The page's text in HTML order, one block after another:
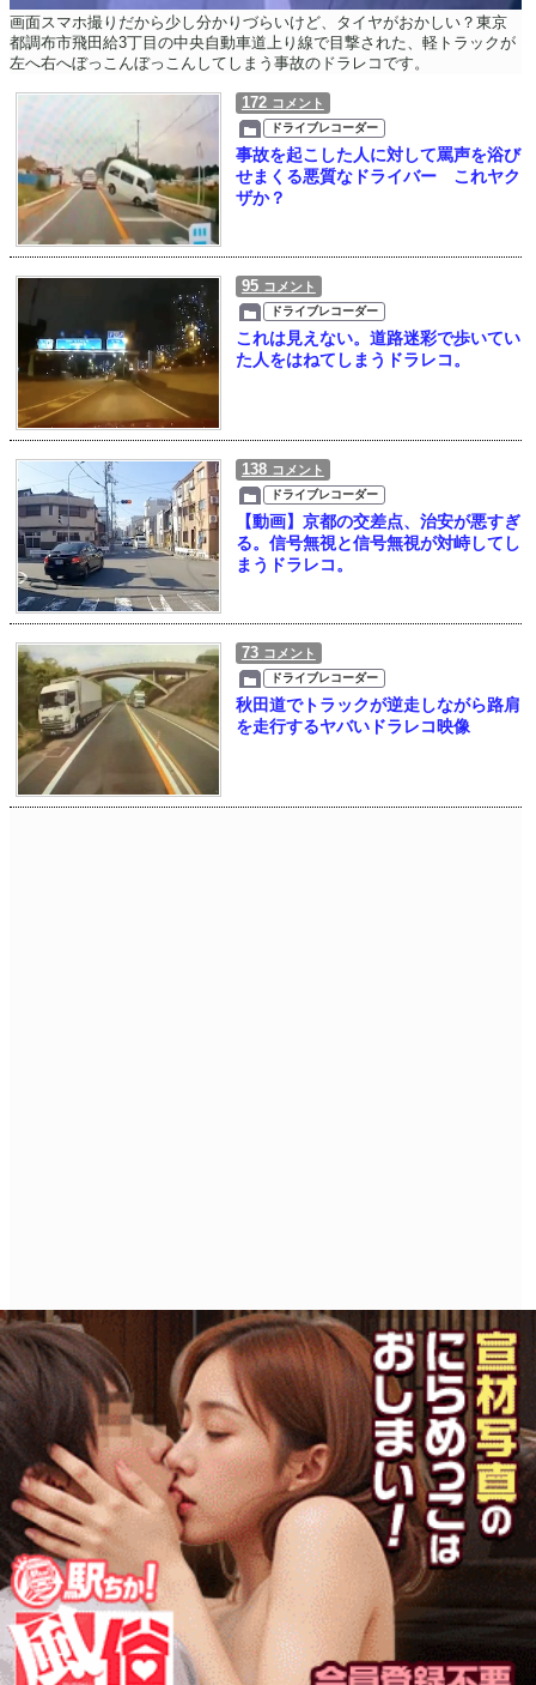
画面スマホ撮りだから少し分かりづらいけど、タイヤがおかしい？東京
都調布市飛田給3丁目の中央自動車道上り線で目撃された、軽トラックが
左へ右へぼっこんぼっこんしてしまう事故のドラレコです。
172 コメント
ドライブレコーダー
事故を起こした人に対して罵声を浴び
せまくる悪質なドライバー これヤク
ザか？
95 コメント
ドライブレコーダー
これは見えない。道路迷彩で歩いてい
た人をはねてしまうドラレコ。
138 コメント
ドライブレコーダー
【動画】京都の交差点、治安が悪すぎ
る。信号無視と信号無視が対峙してし
まうドラレコ。
73 コメント
ドライブレコーダー
秋田道でトラックが逆走しながら路肩
を走行するヤバいドラレコ映像